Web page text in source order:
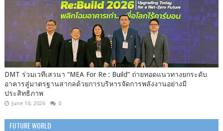
DMT ร่วมเวทีเสวนา “MEA For Re : Build” ถ่ายทอดแนวทางยกระดับ
อาคารสู่มาตรฐานสากลด้วยการบริหารจัดการพลังงานอย่างมี
ประสิทธิภาพ
June 10, 2026 0
FUTURE WORLD